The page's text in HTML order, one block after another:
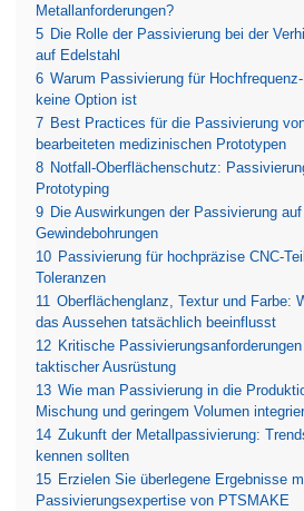
Metallanforderungen?
5 Die Rolle der Passivierung bei der
auf Edelstahl
6 Warum Passivierung für
keine Option ist
7 Best Practices für die Passivierung
bearbeiteten medizinischen Prototypen
8 Notfall-Oberflächenschutz:
Prototyping
9 Die Auswirkungen der Passivierung
Gewindebohrungen
10 Passivierung für hochpräzise CNC-
Toleranzen
11 Oberflächenglanz, Textur und Farbe:
das Aussehen tatsächlich beeinflusst
12 Kritische
taktischer Ausrüstung
13 Wie man Passivierung in die
Mischung und geringem Volumen
14 Zukunft der Metallpassivierung:
kennen sollten
15 Erzielen Sie überlegene Ergebnisse
Passivierungsexpertise von PTSMAKE